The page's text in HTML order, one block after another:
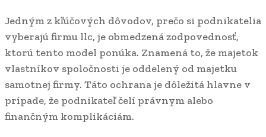
Jedným z kľúčových dôvodov, prečo si podnikatelia
vyberajú firmu llc, je obmedzená zodpovednosť,
ktorú tento model ponúka. Znamená to, že majetok
vlastníkov spoločnosti je oddelený od majetku
samotnej firmy. Táto ochrana je dôležitá hlavne v
prípade, že podnikateľ čelí právnym alebo
finančným komplikáciám.